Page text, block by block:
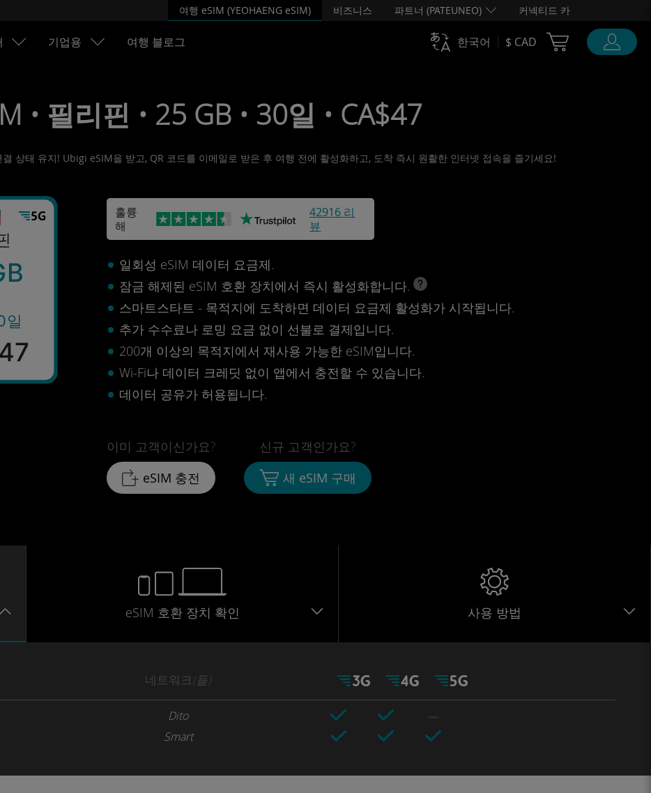
여행 eSIM (YEOHAENG eSIM) 비즈니스 파트너 (PATEUNEO) 커넥티드 카
기업용 여행 블로그 한국어 $ CAD Cart Ubigi
• 필리핀 • 25 GB • 30일 • CA$47
상태 유지! Ubigi eSIM을 받고, QR 코드를 이메일로 받은 후 여행 전에 활성화하고, 도착 즉시 원활한 인터넷 접속을 즐기세요!
일
훌륭
해
42916 리
뷰
일회성 eSIM 데이터 요금제.
잠금 해제된 eSIM 호환 장치에서 즉시 활성화합니다.
스마트스타트 - 목적지에 도착하면 데이터 요금제 활성화가 시작됩니다.
추가 수수료나 로밍 요금 없이 선불로 결제입니다.
200개 이상의 목적지에서 재사용 가능한 eSIM입니다.
Wi-Fi나 데이터 크레딧 없이 앱에서 충전할 수 있습니다.
데이터 공유가 허용됩니다.
이미 고객이신가요?
eSIM 충전
신규 고객인가요?
새 eSIM 구매
eSIM 호환 장치 확인 사용 방법
네트워크(들)
Dito
Smart